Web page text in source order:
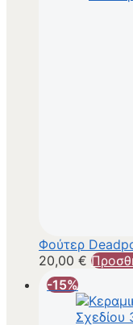
Φούτερ
20,00 €
-15%